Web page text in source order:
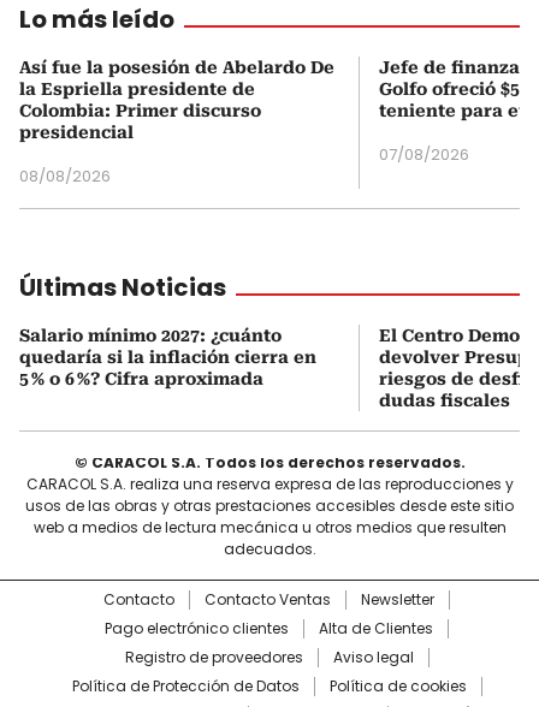
Lo más leído
Así fue la posesión de Abelardo De
la Espriella presidente de
Colombia: Primer discurso
presidencial
08/08/2026
Jefe de finanzas
Golfo ofreció
teniente para
07/08/2026
Últimas Noticias
Salario mínimo 2027: ¿cuánto
quedaría si la inflación cierra en
5 % o 6 %? Cifra aproximada
El Centro
devolver
riesgos de
dudas fiscales
© CARACOL S.A. Todos los derechos reservados.
CARACOL S.A. realiza una reserva expresa de las reproducciones y
usos de las obras y otras prestaciones accesibles desde este sitio
web a medios de lectura mecánica u otros medios que resulten
adecuados.
Contacto Contacto Ventas
Newsletter
Pago electrónico clientes
Alta de Clientes
Registro de proveedores
Aviso legal
Política de Protección de Datos
Política de cookies